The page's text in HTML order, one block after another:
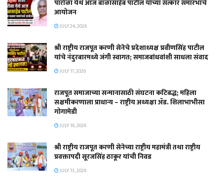
पारोळा येथे आज बाळासाहेब पाटील यांच्या सत्कार समारंभाचे
आयोजन
JULY 24, 2026
श्री राष्ट्रीय राजपूत करणी सेनेचे प्रदेशाध्यक्ष प्रवीणसिंह पाटील
यांचे नंदुरबारमध्ये जंगी स्वागत; समाजबांधवांशी साधला संवाद
JULY 17, 2026
राजपूत समाजाच्या सन्मानासाठी संघटना कटिबद्ध; महिला
सक्षमीकरणाला प्राधान्य – राष्ट्रीय अध्यक्षा ॲड. शिलाभाभीसा
गोगामेडी
JULY 16, 2026
श्री राष्ट्रीय राजपूत करणी सेनेच्या राष्ट्रीय महामंत्री तथा राष्ट्रीय
प्रवक्तापदी सूरजसिंह ठाकूर यांची निवड
JULY 13, 2026